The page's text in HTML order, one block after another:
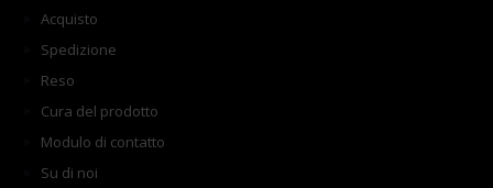
Acquisto
Spedizione
Reso
Cura del prodotto
Modulo di contatto
Su di noi